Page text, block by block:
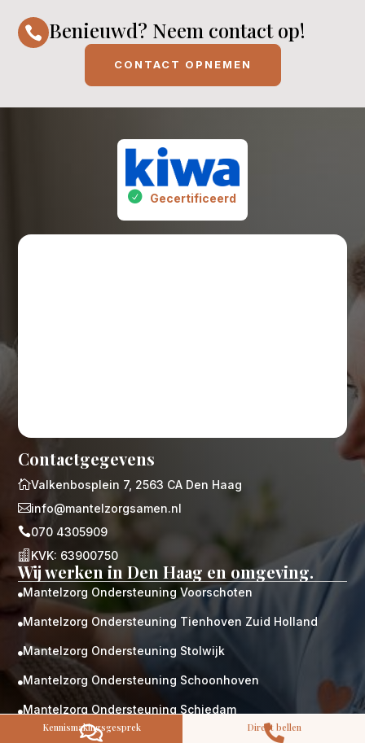
 Benieuwd? Neem contact op!
CONTACT OPNEMEN
Gecertificeerd
Gratis
kennismaking?
Neem vrijblijvend contact op!
Zorg op maat
Persoonlijke zorgplan
Geen lange wachtlijsten
Altijd vertrouwde gezichten
Kennismakingsgesprek
Contact opnemen
Contactgegevens
Valkenbosplein 7, 2563 CA Den Haag
info@mantelzorgsamen.nl
070 4305909
 KVK: 63900750
Wij werken in Den Haag en omgeving.
 Mantelzorg Ondersteuning Voorschoten
 Mantelzorg Ondersteuning Tienhoven Zuid Holland
 Mantelzorg Ondersteuning Stolwijk
 Mantelzorg Ondersteuning Schoonhoven
 Mantelzorg Ondersteuning Schiedam
Mantelzorg Ondersteuning Schelluinen

Kennismakingsgesprek 
Direct bellen